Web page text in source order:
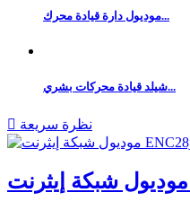
موديول دارة قيادة محرك...
شيلد قيادة محركات بشري...
 نظرة سريعة